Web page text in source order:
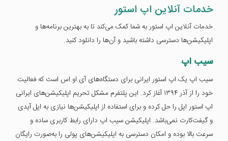
خدمات آنلاین اپ استور
خدمات آنلاین اپ استور به شما کمک می‌کند تا به بهترین برنامه‌ها و
اپلیکیشن‌ها دسترسی داشته باشید و آن‌ها را دانلود کنید.
سیب اپ
سیب اپ یک اپ استور ایرانی برای دستگاه‌های آی.او.اس است که فعالیت
خود را از آذر ۱۳۹۴ آغاز کرد. این پلتفرم مشکل تحریم اپلیکیشن‌های ایرانی
اپ استور اپل را حل کرده و برای استفاده از اپلیکیشن‌ها نیازی به اپل آیدی
و گیفت‌کارت نمی‌باشد. اپلیکیشن سیب اپ دارای رابط کاربری ساده و
سرعت بالا بوده و امکان دسترسی به اپلیکیشن‌های پولی را به‌صورت رایگان